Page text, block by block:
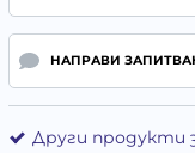
НАПРАВИ
Други продукти